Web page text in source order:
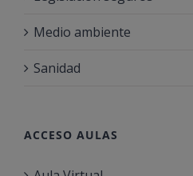
Medio ambiente
Sanidad
ACCESO AULAS